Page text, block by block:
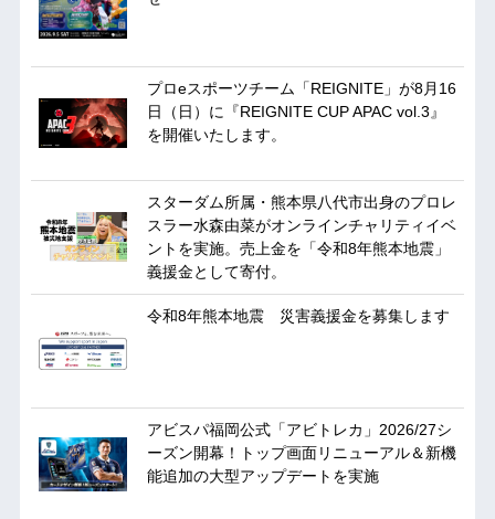
プロeスポーツチーム「REIGNITE」が8月16
日（日）に『REIGNITE CUP APAC vol.3』
を開催いたします。
スターダム所属・熊本県八代市出身のプロレ
スラー水森由菜がオンラインチャリティイベ
ントを実施。売上金を「令和8年熊本地震」
義援金として寄付。
令和8年熊本地震 災害義援金を募集します
アビスパ福岡公式「アビトレカ」2026/27シ
ーズン開幕！トップ画面リニューアル＆新機
能追加の大型アップデートを実施